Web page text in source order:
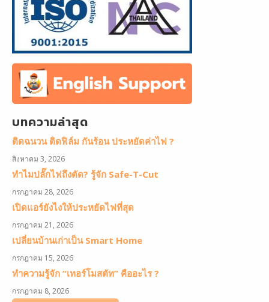
บทความล่าสุด
ติดฉนวน ติดฟิล์ม กันร้อน ประหยัดค่าไฟ ?
สิงหาคม 3, 2026
ทำไมปลั๊กไฟถึงตัด? รู้จัก Safe-T-Cut
กรกฎาคม 28, 2026
เปิดแอร์ยังไงให้ประหยัดไฟที่สุด
กรกฎาคม 21, 2026
เปลี่ยนบ้านเก่าเป็น Smart Home
กรกฎาคม 15, 2026
ทำความรู้จัก “เทอร์โมสตัท” คืออะไร ?
กรกฎาคม 8, 2026